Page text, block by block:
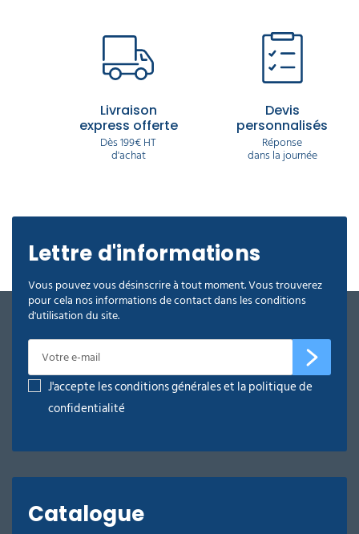
Livraison
express offerte
Dès 199€ HT
d'achat
Devis
personnalisés
Réponse
dans la journée
Lettre d'informations
Vous pouvez vous désinscrire à tout moment. Vous trouverez
pour cela nos informations de contact dans les conditions
d'utilisation du site.
J'accepte les conditions générales et la politique de
confidentialité
Catalogue